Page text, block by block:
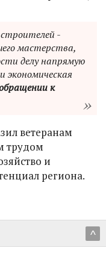
строителей -
мастерства,
делу напрямую
экономическая
к
ветеранам
трудом
и
региона.
^